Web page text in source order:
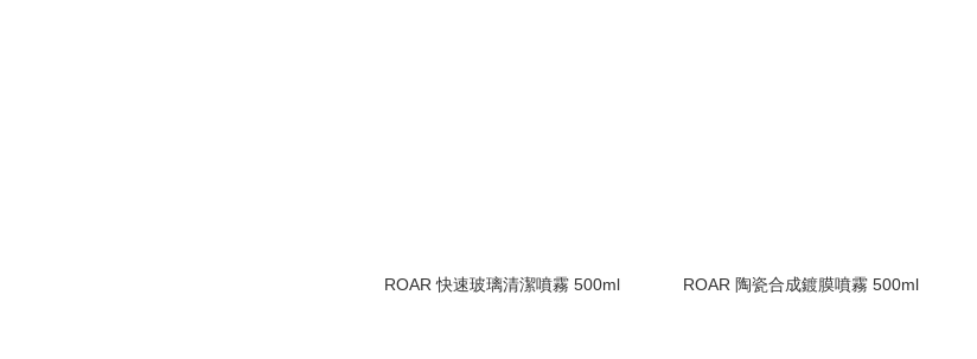
ROAR 快速玻璃清潔噴霧 500ml ROAR 陶瓷合成鍍膜噴霧 500ml